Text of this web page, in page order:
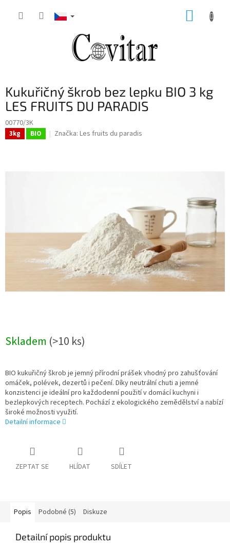
Kukuřičný škrob bez lepku BIO 3 kg
LES FRUITS DU PARADIS
00770/3K
3kg BIO Značka: Les fruits du paradis
Skladem (>10 ks)
BIO kukuřičný škrob je jemný přírodní prášek vhodný pro zahušťování
omáček, polévek, dezertů i pečení. Díky neutrální chuti a jemné
konzistenci je ideální pro každodenní použití v domácí kuchyni i
bezlepkových receptech. Pochází z ekologického zemědělství a nabízí
široké možnosti využití.
Detailní informace
ZEPTAT SE HLÍDAT SDÍLET
Popis Podobné (5) Diskuze
Detailní popis produktu